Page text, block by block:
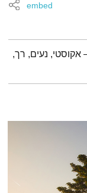
embed
אקוסטי, נעים, רך,